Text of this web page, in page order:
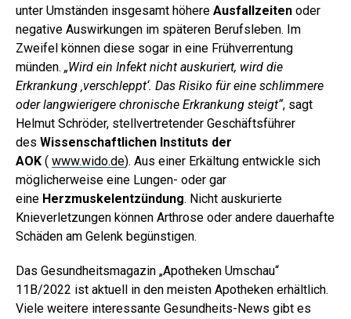
unter Umständen insgesamt höhere Ausfallzeiten oder
negative Auswirkungen im späteren Berufsleben. Im
Zweifel können diese sogar in eine Frühverrentung
münden. „Wird ein Infekt nicht auskuriert, wird die
Erkrankung ‚verschleppt‘. Das Risiko für eine schlimmere
oder langwierigere chronische Erkrankung steigt“, sagt
Helmut Schröder, stellvertretender Geschäftsführer
des Wissenschaftlichen Instituts der
AOK ( www.wido.de). Aus einer Erkältung entwickle sich
möglicherweise eine Lungen- oder gar
eine Herzmuskelentzündung. Nicht auskurierte
Knieverletzungen können Arthrose oder andere dauerhafte
Schäden am Gelenk begünstigen.
Das Gesundheitsmagazin „Apotheken Umschau“
11B/2022 ist aktuell in den meisten Apotheken erhältlich.
Viele weitere interessante Gesundheits-News gibt es